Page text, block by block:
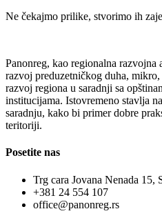
Ne čekajmo prilike, stvorimo ih
Panonreg, kao regionalna razvojna
razvoj preduzetničkog duha,
razvoj regiona u saradnji sa
institucijama. Istovremeno stavlja
saradnju, kako bi primer dobre
teritoriji.
Posetite nas
Trg cara Jovana Nenada 15,
+381 24 554 107
office@panonreg.rs